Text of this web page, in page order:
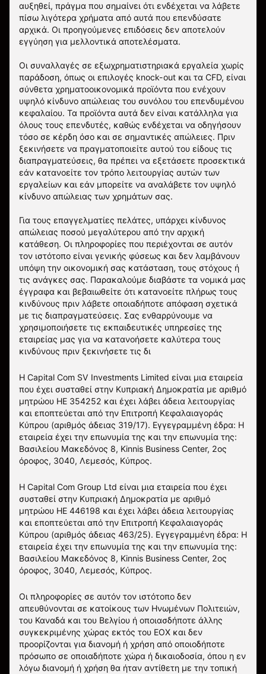
αυξηθεί, πράγμα που σημαίνει ότι ενδέχεται να λάβετε
πίσω λιγότερα χρήματα από αυτά που επενδύσατε
αρχικά. Οι προηγούμενες επιδόσεις δεν αποτελούν
εγγύηση για μελλοντικά αποτελέσματα.
Οι συναλλαγές σε εξωχρηματιστηριακά εργαλεία χωρίς
παράδοση, όπως οι επιλογές knock-out και τα CFD, είναι
σύνθετα χρηματοοικονομικά προϊόντα που ενέχουν
υψηλό κίνδυνο απώλειας του συνόλου του επενδυμένου
κεφαλαίου. Τα προϊόντα αυτά δεν είναι κατάλληλα για
όλους τους επενδυτές, καθώς ενδέχεται να οδηγήσουν
τόσο σε κέρδη όσο και σε σημαντικές απώλειες. Πριν
ξεκινήσετε να πραγματοποιείτε αυτού του είδους τις
διαπραγματεύσεις, θα πρέπει να εξετάσετε προσεκτικά
εάν κατανοείτε τον τρόπο λειτουργίας αυτών των
εργαλείων και εάν μπορείτε να αναλάβετε τον υψηλό
κίνδυνο απώλειας των χρημάτων σας.
Για τους επαγγελματίες πελάτες, υπάρχει κίνδυνος
απώλειας ποσού μεγαλύτερου από την αρχική
κατάθεση. Οι πληροφορίες που περιέχονται σε αυτόν
τον ιστότοπο είναι γενικής φύσεως και δεν λαμβάνουν
υπόψη την οικονομική σας κατάσταση, τους στόχους ή
τις ανάγκες σας. Παρακαλούμε διαβάστε τα νομικά μας
έγγραφα και βεβαιωθείτε ότι κατανοείτε πλήρως τους
κινδύνους πριν λάβετε οποιαδήποτε απόφαση σχετικά
με τις διαπραγματεύσεις. Σας ενθαρρύνουμε να
χρησιμοποιήσετε τις εκπαιδευτικές υπηρεσίες της
εταιρείας μας για να κατανοήσετε καλύτερα τους
κινδύνους πριν ξεκινήσετε τις δι
Η Capital Com SV Investments Limited είναι μια εταιρεία
που έχει συσταθεί στην Κυπριακή Δημοκρατία με αριθμό
μητρώου HE 354252 και έχει λάβει άδεια λειτουργίας
και εποπτεύεται από την Επιτροπή Κεφαλαιαγοράς
Κύπρου (αριθμός άδειας 319/17). Εγγεγραμμένη έδρα: Η
εταιρεία έχει την επωνυμία της και την επωνυμία της:
Βασιλείου Μακεδόνος 8, Kinnis Business Center, 2ος
όροφος, 3040, Λεμεσός, Κύπρος.
Η Capital Com Group Ltd είναι μια εταιρεία που έχει
συσταθεί στην Κυπριακή Δημοκρατία με αριθμό
μητρώου ΗΕ 446198 και έχει λάβει άδεια λειτουργίας
και εποπτεύεται από την Επιτροπή Κεφαλαιαγοράς
Κύπρου (αριθμός άδειας 463/25). Εγγεγραμμένη έδρα: Η
εταιρεία έχει την επωνυμία της και την επωνυμία της:
Βασιλείου Μακεδόνος 8, Kinnis Business Center, 2ος
όροφος, 3040, Λεμεσός, Κύπρος.
Οι πληροφορίες σε αυτόν τον ιστότοπο δεν
απευθύνονται σε κατοίκους των Ηνωμένων Πολιτειών,
του Καναδά και του Βελγίου ή οποιασδήποτε άλλης
συγκεκριμένης χώρας εκτός του ΕΟΧ και δεν
προορίζονται για διανομή ή χρήση από οποιοδήποτε
πρόσωπο σε οποιαδήποτε χώρα ή δικαιοδοσία, όπου η εν
λόγω διανομή ή χρήση θα ήταν αντίθετη με την τοπική